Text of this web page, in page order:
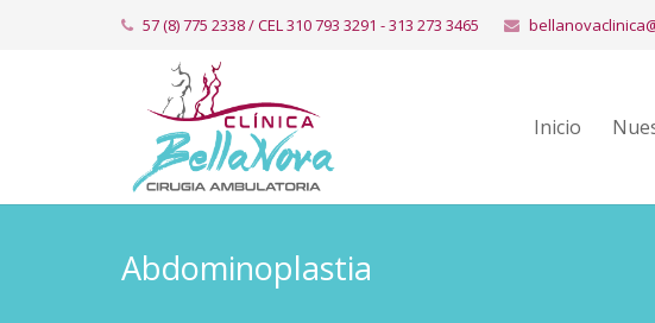
57 (8) 775 2338 / CEL 310 793 3291 - ​​313 273 3465
Inicio
Abdominoplastia